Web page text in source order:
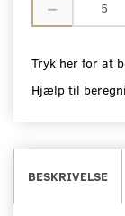
Tryk her for at
Hjælp til
BESKRIVELSE